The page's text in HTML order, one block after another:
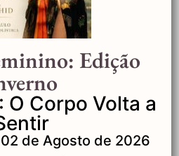
não será publicado.
marcados com
Edição
O Corpo Volta a
de Agosto de 2026